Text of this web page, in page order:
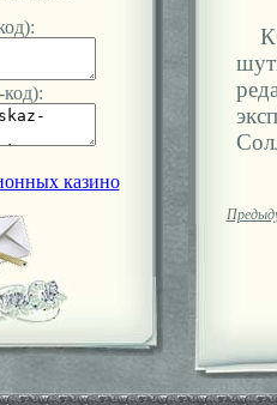
казино